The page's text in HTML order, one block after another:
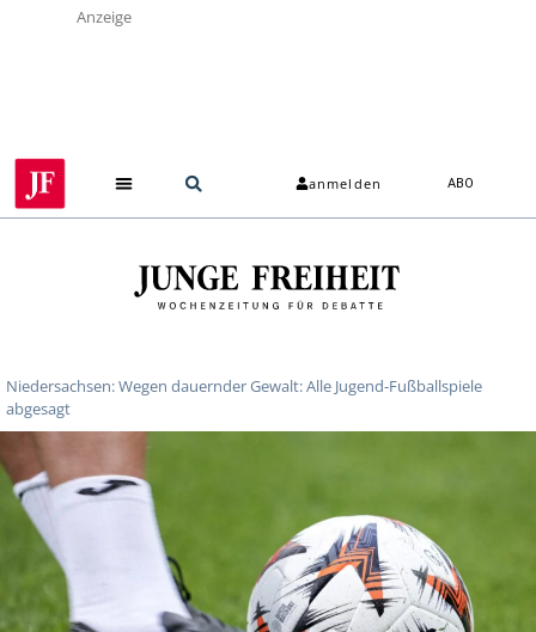
Anzeige
anmelden ABO
Niedersachsen: Wegen dauernder Gewalt: Alle Jugend-Fußballspiele
abgesagt